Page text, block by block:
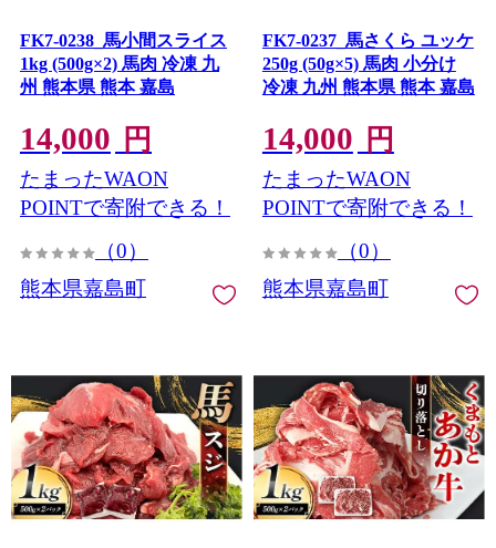
FK7-0238_馬小間スライス
1kg (500g×2) 馬肉 冷凍 九
州 熊本県 熊本 嘉島
14,000 円
たまったWAON
POINTで寄附できる！
（0）
熊本県嘉島町
FK7-0237_馬さくら ユッケ
250g (50g×5) 馬肉 小分け
冷凍 九州 熊本県 熊本 嘉島
14,000 円
たまったWAON
POINTで寄附できる！
（0）
熊本県嘉島町